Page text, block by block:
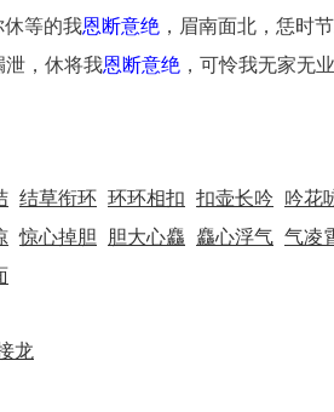
休等的我恩断意绝 ，眉南面北，恁时
泄，休将我恩断意绝 ，可怜我无家无
结草衔环 环环相扣 扣壶长吟 吟花
惊心掉胆 胆大心麤 麤心浮气 气凌
龙